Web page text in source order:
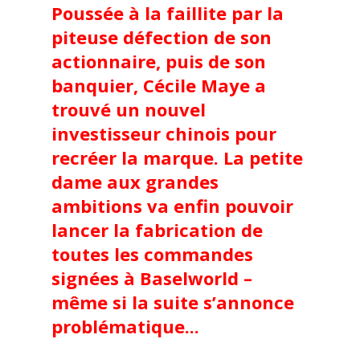
Poussée à la faillite par la
piteuse défection de son
actionnaire, puis de son
banquier, Cécile Maye a
trouvé un nouvel
investisseur chinois pour
recréer la marque. La petite
dame aux grandes
ambitions va enfin pouvoir
lancer la fabrication de
toutes les commandes
signées à Baselworld –
même si la suite s’annonce
problématique...